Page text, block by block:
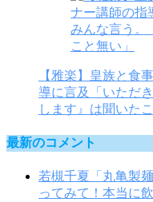
【雅楽】皇族と食
導に言及「いただ
します』は聞いたこ
最新のコメント
若槻千夏「丸亀製
ってみて！本当に